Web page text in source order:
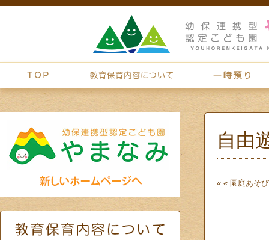
自由
« « 園庭あそび